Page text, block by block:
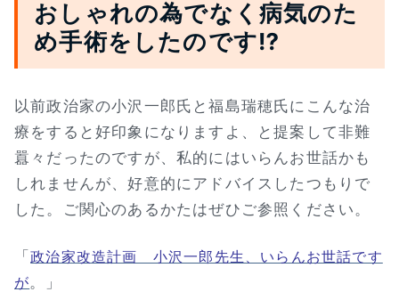
おしゃれの為でなく病気のた
め手術をしたのです⁉
以前政治家の小沢一郎氏と福島瑞穂氏にこんな治
療をすると好印象になりますよ、と提案して非難
囂々だったのですが、私的にはいらんお世話かも
しれませんが、好意的にアドバイスしたつもりで
した。ご関心のあるかたはぜひご参照ください。
「政治家改造計画 小沢一郎先生、いらんお世話です
が。」